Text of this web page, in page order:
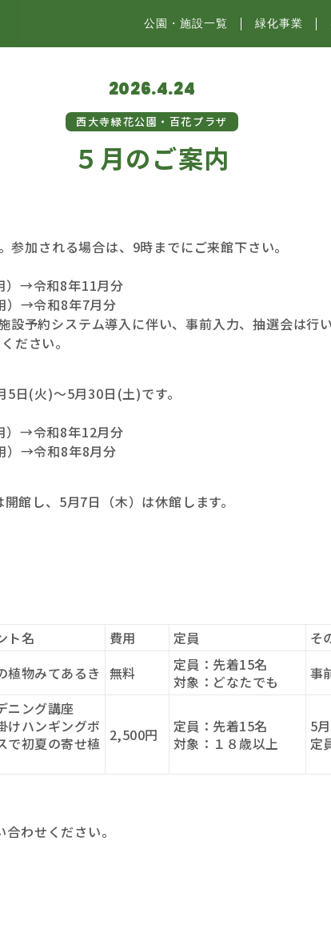
公園・施設⼀覧 緑化事業
2026.4.24
西大寺緑花公園・百花プラザ
５月のご案内
加される場合は、9時までにご来館下さい。
）→令和8年11月分
）→令和8年7月分
予約システム導入に伴い、事前入力、抽選会は行い
ださい。
日(火)～5月30日(土)です。
）→令和8年12月分
）→令和8年8月分
館し、5月7日（木）は休館します。
ト名 費用 定員
そ
植物みてあるき 無料
定員：先着15名
対象：どなたでも
事
ニング講座
けハンギングボ
で初夏の寄せ植 2,500円
定員：先着15名
対象：１８歳以上
5
定
わせください。